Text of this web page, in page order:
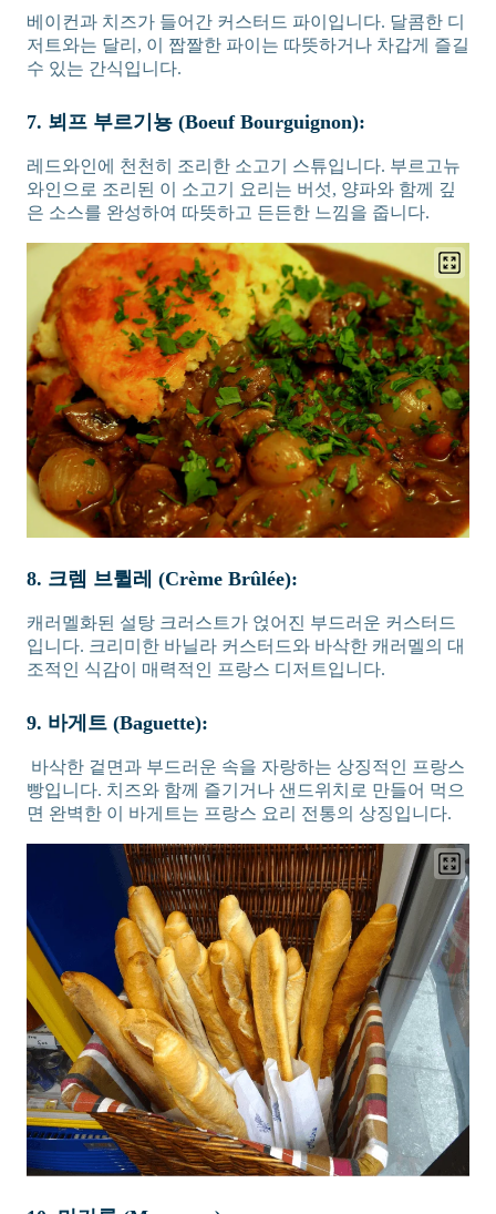
베이컨과 치즈가 들어간 커스터드 파이입니다. 달콤한 디
저트와는 달리, 이 짭짤한 파이는 따뜻하거나 차갑게 즐길
수 있는 간식입니다.
7. 뵈프 부르기뇽 (Boeuf Bourguignon):
레드와인에 천천히 조리한 소고기 스튜입니다. 부르고뉴
와인으로 조리된 이 소고기 요리는 버섯, 양파와 함께 깊
은 소스를 완성하여 따뜻하고 든든한 느낌을 줍니다.
8. 크렘 브륄레 (Crème Brûlée):
캐러멜화된 설탕 크러스트가 얹어진 부드러운 커스터드
입니다. 크리미한 바닐라 커스터드와 바삭한 캐러멜의 대
조적인 식감이 매력적인 프랑스 디저트입니다.
9. 바게트 (Baguette):
바삭한 겉면과 부드러운 속을 자랑하는 상징적인 프랑스
빵입니다. 치즈와 함께 즐기거나 샌드위치로 만들어 먹으
면 완벽한 이 바게트는 프랑스 요리 전통의 상징입니다.